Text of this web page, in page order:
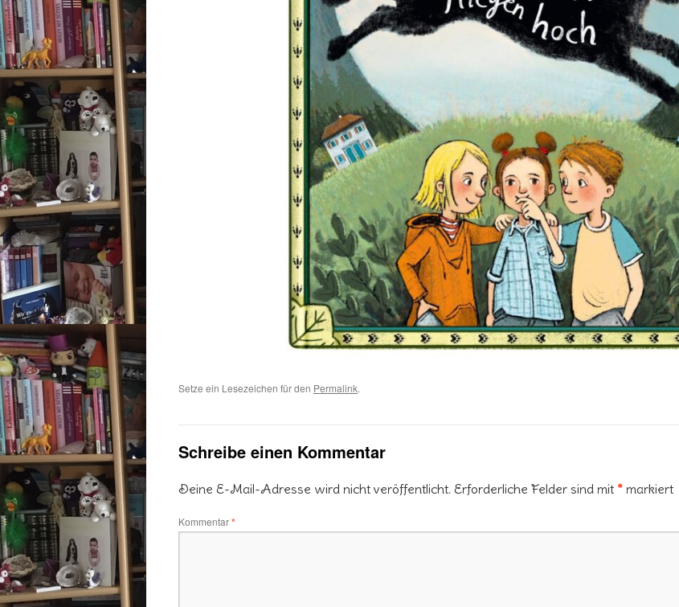
Setze ein Lesezeichen für den Permalink.
Schreibe einen Kommentar
Deine E-Mail-Adresse wird nicht veröffentlicht. Erforderliche Felder sind mit * markiert
Kommentar*